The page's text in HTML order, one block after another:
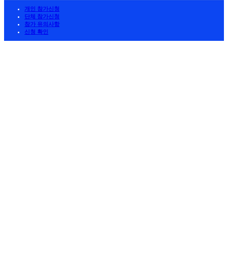
개인 참가신청
단체 참가신청
참가 유의사항
신청 확인